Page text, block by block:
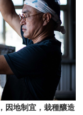
因地制宜，栽種釀造